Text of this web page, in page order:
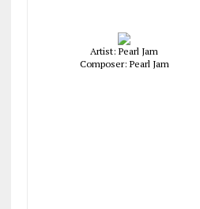
Artist: Pearl Jam
Composer: Pearl Jam